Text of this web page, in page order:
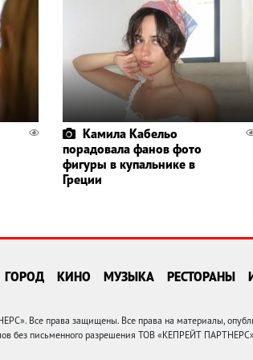
Камила Кабельо
порадовала фанов фото
фигуры в купальнике в
Греции
ГОРОД КИНО МУЗЫКА РЕСТОРАНЫ
Все права защищены. Все права на материалы,
без письменного разрешения ТОВ «КЕПРЕЙТ